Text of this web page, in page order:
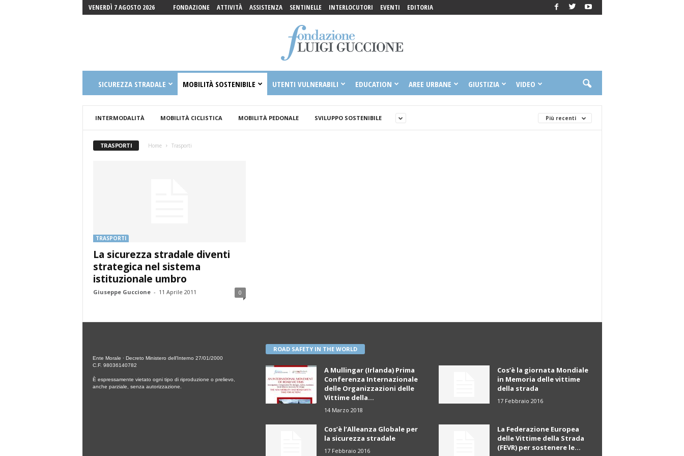
VENERDÌ 7 AGOSTO 2026 FONDAZIONE ATTIVITÀ ASSISTENZA SENTINELLE INTERLOCUTORI EVENTI EDITORIA
Guccione
Onlus
SICUREZZA STRADALE MOBILITÀ SOSTENIBILE UTENTI VULNERABILI EDUCATION AREE URBANE GIUSTIZIA VIDEO
INTERMODALITÀ MOBILITÀ CICLISTICA MOBILITÀ PEDONALE SVILUPPO SOSTENIBILE Più recenti
TRASPORTI Home Trasporti
TRASPORTI
La sicurezza stradale diventi
strategica nel sistema
istituzionale umbro
Giuseppe Guccione - 11 Aprile 2011 0
Ente Morale · Decreto Ministero dell’Interno 27/01/2000
C.F. 98036140782
È espressamente vietato ogni tipo di riproduzione o prelievo,
anche parziale, senza autorizzazione.
ROAD SAFETY IN THE WORLD
A Mullingar (Irlanda) Prima
Conferenza Internazionale
delle Organizzazioni delle
Vittime della...
14 Marzo 2018
Cos’è la giornata Mondiale
in Memoria delle vittime
della strada
17 Febbraio 2016
Cos’è l’Alleanza Globale per
la sicurezza stradale
17 Febbraio 2016
La Federazione Europea
delle Vittime della Strada
(FEVR) per sostenere le...